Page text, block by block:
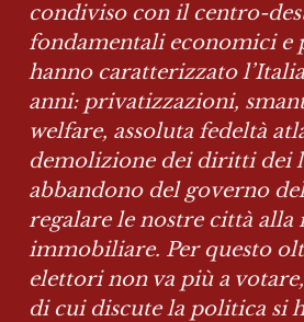
condiviso con il centro-
fondamentali economici e
hanno caratterizzato
anni: privatizzazioni,
welfare, assoluta fedeltà
demolizione dei diritti dei
abbandono del governo
regalare le nostre città alla
immobiliare. Per questo
elettori non va più a
di cui discute la politica si